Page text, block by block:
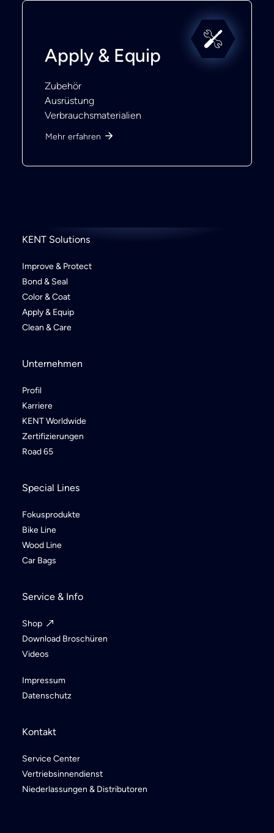
Apply & Equip
Zubehör
Ausrüstung
Verbrauchsmaterialien
Mehr erfahren
KENT Solutions
Improve & Protect
Bond & Seal
Color & Coat
Apply & Equip
Clean & Care
Unternehmen
Profil
Karriere
KENT Worldwide
Zertifizierungen
Road 65
Special Lines
Fokusprodukte
Bike Line
Wood Line
Car Bags
Service & Info
Shop
Download Broschüren
Videos
Impressum
Datenschutz
Kontakt
Service Center
Vertriebsinnendienst
Niederlassungen & Distributoren